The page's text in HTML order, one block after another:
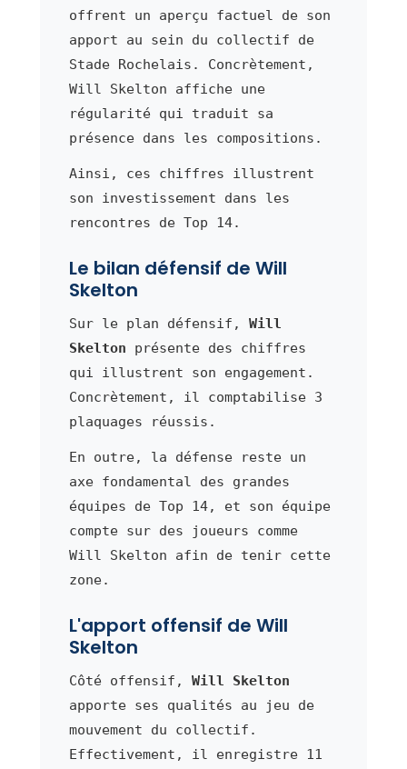
offrent un aperçu factuel de son
apport au sein du collectif de
Stade Rochelais. Concrètement,
Will Skelton affiche une
régularité qui traduit sa
présence dans les compositions.
Ainsi, ces chiffres illustrent
son investissement dans les
rencontres de Top 14.
Le bilan défensif de Will
Skelton
Sur le plan défensif, Will
Skelton présente des chiffres
qui illustrent son engagement.
Concrètement, il comptabilise 3
plaquages réussis.
En outre, la défense reste un
axe fondamental des grandes
équipes de Top 14, et son équipe
compte sur des joueurs comme
Will Skelton afin de tenir cette
zone.
L'apport offensif de Will
Skelton
Côté offensif, Will Skelton
apporte ses qualités au jeu de
mouvement du collectif.
Effectivement, il enregistre 11